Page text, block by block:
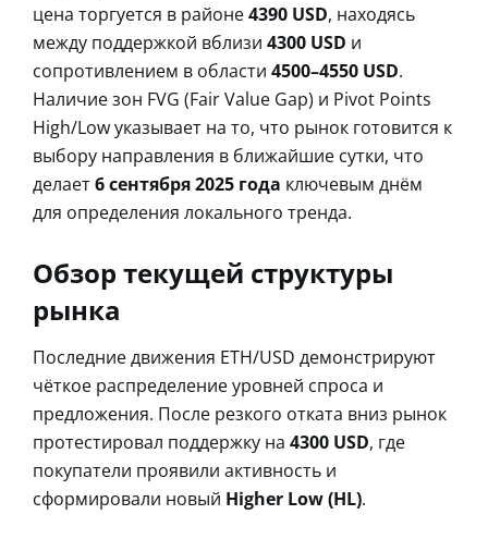
цена торгуется в районе4390 USD, находясь
между поддержкой вблизи 4300 USD и
сопротивлением в области 4500–4550 USD.
Наличие зон FVG (Fair Value Gap) и Pivot Points
High/Low указывает на то, что рынок готовится к
выбору направления в ближайшие сутки, что
делает6 сентября 2025 года ключевым днём
для определения локального тренда.
Обзор текущей структуры
рынка
Последние движения ETH/USD демонстрируют
чёткое распределение уровней спроса и
предложения. После резкого отката вниз рынок
протестировал поддержку на 4300 USD, где
покупатели проявили активность и
сформировали новый Higher Low (HL).